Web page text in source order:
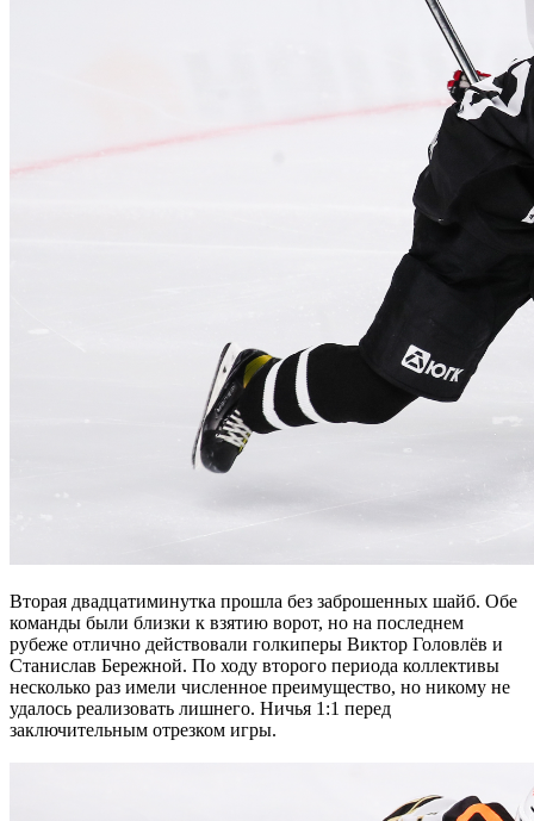
Вторая двадцатиминутка прошла без заброшенных шайб. Обе
команды были близки к взятию ворот, но на последнем
рубеже отлично действовали голкиперы Виктор Головлёв и
Станислав Бережной. По ходу второго периода коллективы
несколько раз имели численное преимущество, но никому не
удалось реализовать лишнего. Ничья 1:1 перед
заключительным отрезком игры.